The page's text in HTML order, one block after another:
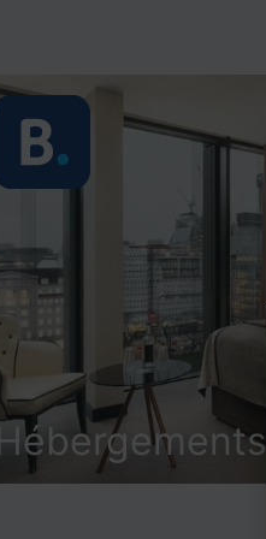
Hébergements